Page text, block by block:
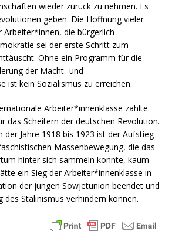
wieder zurück zu nehmen. Es
geben. Die Hoffnung vieler
die bürgerlich-
sei der erste Schritt zum
Ohne ein Programm für die
der Macht- und
ist kein Sozialismus zu erreichen.
Arbeiter*innenklasse zahlte
das Scheitern der deutschen Revolution.
der Jahre 1918 bis 1923 ist der Aufstieg
Massenbewegung, die das
hinter sich sammeln konnte, kaum
ein Sieg der Arbeiter*innenklasse in
der jungen Sowjetunion beendet und
des Stalinismus verhindern können.